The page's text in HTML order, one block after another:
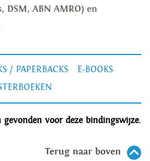
ABN AMRO) en
/ PAPERBACKS
E-BOOKS
gevonden voor deze bindingswijze.
Terug naar boven